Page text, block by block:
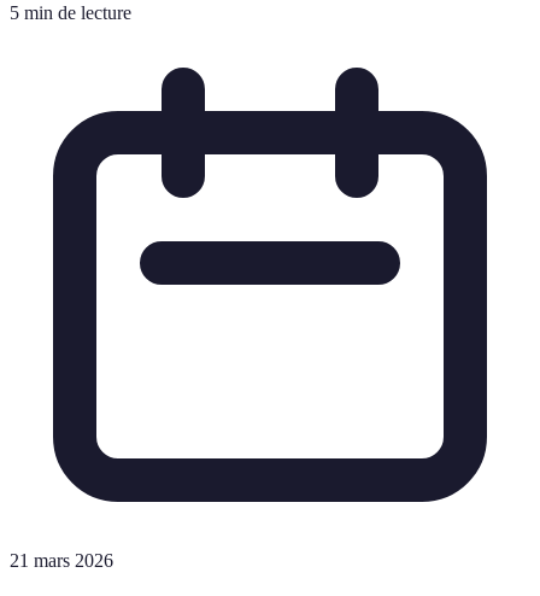
5 min de lecture
21 mars 2026